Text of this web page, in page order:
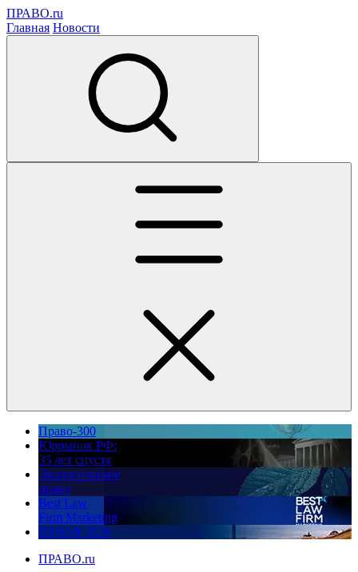
ПРАВО.ru
Главная Новости
Право-300
Юррынок РФ:
35 лет спустя
Экологическое
право
Best Law
Firm Marketing
ПМЮФ 2026
ПРАВО.ru